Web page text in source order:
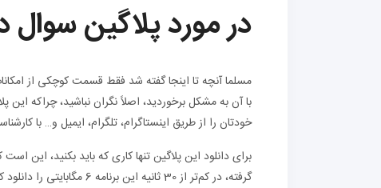
در مورد پلاگین سوال
مسلما آنچه تا اینجا گفته شد فقط قسمت کوچکی از
با آن به مشکل برخوردید، اصلاً نگران نباشید، چراکه
خودتان را از طریق اینستاگرام، تلگرام، ایمیل و… با
برای دانلود این پلاگین تنها کاری که باید بکنید، این است
گرفته، در کم‌تر از 30 ثانیه این برنامه 6 مگابایتی را دانلود کنید.